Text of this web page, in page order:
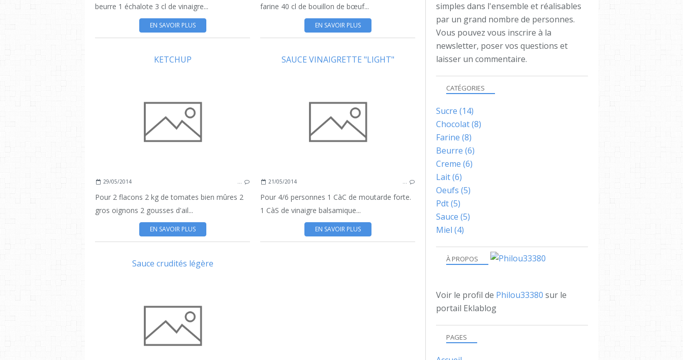
beurre 1 échalote 3 cl de vinaigre...
EN SAVOIR PLUS
farine 40 cl de bouillon de bœuf...
EN SAVOIR PLUS
KETCHUP
29/05/2014
Pour 2 flacons 2 kg de tomates bien mûres 2
gros oignons 2 gousses d'ail...
EN SAVOIR PLUS
SAUCE VINAIGRETTE "LIGHT"
21/05/2014
Pour 4/6 personnes 1 CàC de moutarde forte.
1 CàS de vinaigre balsamique...
EN SAVOIR PLUS
Sauce crudités légère
simples dans l'ensemble et réalisables
par un grand nombre de personnes.
Vous pouvez vous inscrire à la
newsletter, poser vos questions et
laisser un commentaire.
À PROPOS
Voir le profil de Philou33380 sur le
portail Eklablog
PAGES
CATÉGORIES
Sucre (14)
Chocolat(8)
Farine (8)
Beurre (6)
Creme (6)
Lait(6)
Oeufs (5)
Pdt(5)
Sauce (5)
Miel (4)